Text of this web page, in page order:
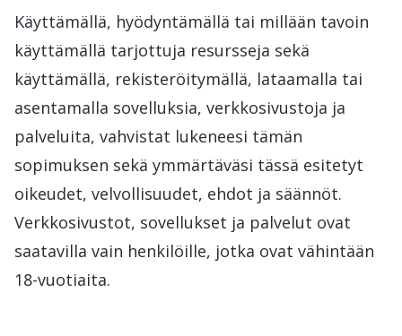
Käyttämällä, hyödyntämällä tai millään tavoin
käyttämällä tarjottuja resursseja sekä
käyttämällä, rekisteröitymällä, lataamalla tai
asentamalla sovelluksia, verkkosivustoja ja
palveluita, vahvistat lukeneesi tämän
sopimuksen sekä ymmärtäväsi tässä esitetyt
oikeudet, velvollisuudet, ehdot ja säännöt.
Verkkosivustot, sovellukset ja palvelut ovat
saatavilla vain henkilöille, jotka ovat vähintään
18-vuotiaita.